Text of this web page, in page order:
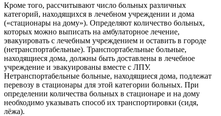
Кроме того, рассчитывают число больных различных
категорий, находящихся в лечебном учреждении и дома
(«стационары на дому»). Определяют количество больных,
которых можно выписать на амбулаторное лечение,
эвакуировать с лечебным учреждением и оставить в городе
(нетранспортабельные). Транспортабельные больные,
находящиеся дома, должны быть доставлены в лечебное
учреждение и эвакуированы вместе с ЛПУ.
Нетранспортабельные больные, находящиеся дома, подлежат
перевозу в стационары для этой категории больных. При
определении количества больных в стационаре и на дому
необходимо указывать способ их транспортировки (сидя,
лёжа).